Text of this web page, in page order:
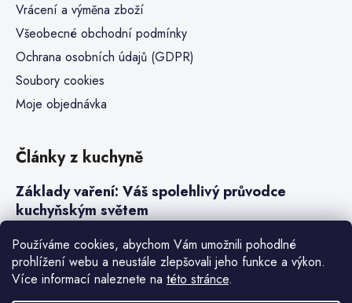
Používáme cookies, abychom Vám umožnili pohodlné
prohlížení webu a neustále zlepšovali jeho funkce a výkon.
Více informací naleznete na této stránce.
Vrácení a výměna zboží
Všeobecné obchodní podmínky
Ochrana osobních údajů (GDPR)
Soubory cookies
Moje objednávka
Články z kuchyně
Základy vaření: Váš spolehlivý průvodce
kuchyňským světem
Steaky a sous-vide vaření
Jak vařit v tlakovém hrnci neboli papiňáku